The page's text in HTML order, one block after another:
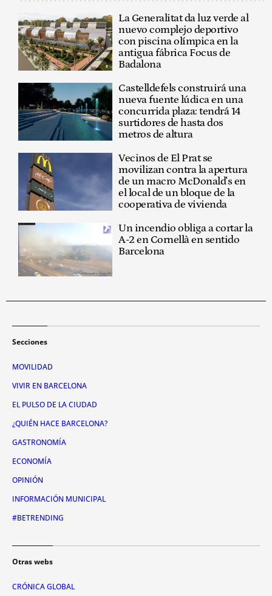
La Generalitat da luz verde al
nuevo complejo deportivo
con piscina olímpica en la
antigua fábrica Focus de
Badalona
Castelldefels construirá una
nueva fuente lúdica en una
concurrida plaza: tendrá 14
surtidores de hasta dos
metros de altura
Vecinos de El Prat se
movilizan contra la apertura
de un macro McDonald's en
el local de un bloque de la
cooperativa de vivienda
Un incendio obliga a cortar la
A-2 en Cornellà en sentido
Barcelona
Secciones
MOVILIDAD
VIVIR EN BARCELONA
EL PULSO DE LA CIUDAD
¿QUIÉN HACE BARCELONA?
GASTRONOMÍA
ECONOMÍA
OPINIÓN
INFORMACIÓN MUNICIPAL
#BETRENDING
Otras webs
CRÓNICA GLOBAL